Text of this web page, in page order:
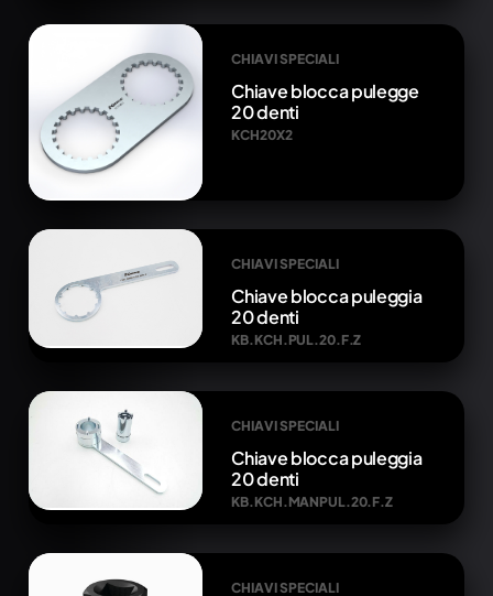
CHIAVI SPECIALI
Chiave blocca pulegge
20 denti
KCH20X2
CHIAVI SPECIALI
Chiave blocca puleggia
20 denti
KB.KCH.PUL.20.F.Z
CHIAVI SPECIALI
Chiave blocca puleggia
20 denti
KB.KCH.MANPUL.20.F.Z
CHIAVI SPECIALI